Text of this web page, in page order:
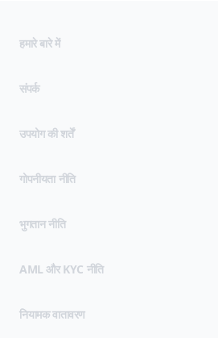
हमारे बारे में
संपर्क
उपयोग की शर्तें(opens in new tab)
गोपनीयता नीति(opens in new tab)
भुगतान नीति
AML और KYC नीति
नियामक वातावरण